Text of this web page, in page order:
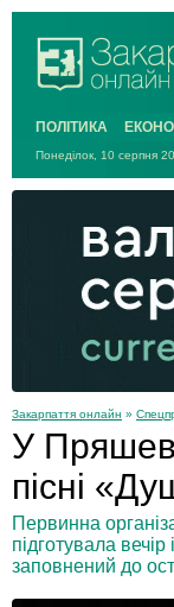
ПОЛІТИКА
Понеділок, 10 серпня
Закарпаття онлайн »
У
пісні
Первинна
підготувала
заповнений до